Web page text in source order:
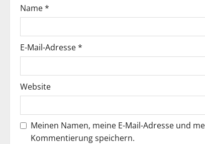
g
a
t
i
o
n
Name*
E-Mail-Adresse*
Website
Meinen Namen, meine E-Mail-Adresse und
Kommentierung speichern.